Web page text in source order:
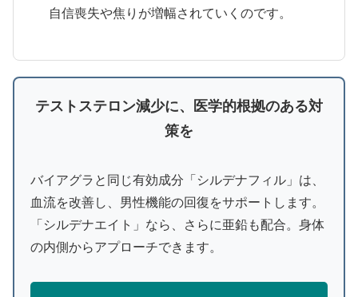
自信喪失や焦りが増幅されていくのです。
テストステロン減少に、医学的根拠のある対
策を
バイアグラと同じ有効成分「シルデナフィル」は、
血流を改善し、男性機能の回復をサポートします。
「シルデナエイト」なら、さらに亜鉛も配合。身体
の内側からアプローチできます。